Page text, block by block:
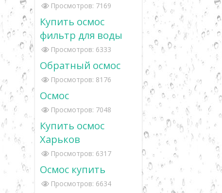
Просмотров: 7169
Купить осмос
фильтр для воды
Просмотров: 6333
Обратный осмос
Просмотров: 8176
Осмос
Просмотров: 7048
Купить осмос
Харьков
Просмотров: 6317
Осмос купить
Просмотров: 6634